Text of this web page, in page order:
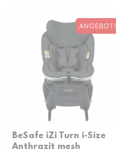
ANGEBOT!
BeSafe iZi Turn i-Size
Anthrazit mesh